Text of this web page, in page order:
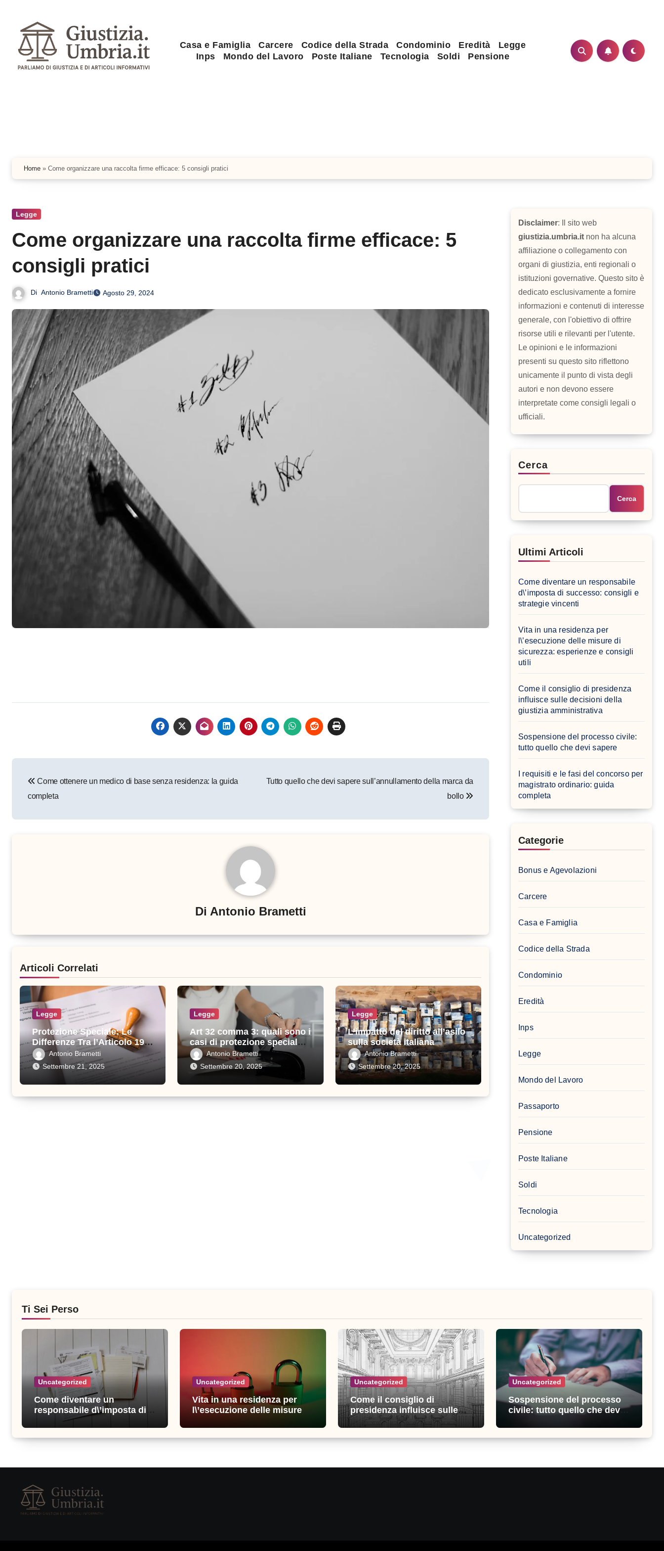
contenuto
Casa e Famiglia Carcere Codice della Strada Condominio Eredità
Legge
Inps
Mondo del Lavoro Poste Italiane Tecnologia Soldi Pensione
Home » Come organizzare una raccolta firme efficace: 5 consigli pratici
Legge
Come organizzare una raccolta firme efficace: 5
consigli pratici
Di Antonio Brametti Agosto 29, 2024
articoli
Come ottenere un medico di base senza residenza: la guida
completa
Tutto quello che devi sapere sull’annullamento della marca da
bollo
Di Antonio Brametti
Articoli Correlati
Legge
Protezione Speciale: Le
Differenze Tra l’Articolo 19 e
l’Articolo 32
Antonio Brametti
Settembre 21, 2025
Legge
Art 32 comma 3: quali sono i
casi di protezione speciale
previstiAntonio Brametti
Settembre 20, 2025
Legge
L’impatto del diritto all’asilo
sulla società italiana
Antonio Brametti
Settembre 20, 2025
Disclaimer: Il sito web
giustizia.umbria.it non ha alcuna
affiliazione o collegamento con
organi di giustizia, enti regionali o
istituzioni governative. Questo sito è
dedicato esclusivamente a fornire
informazioni e contenuti di interesse
generale, con l'obiettivo di offrire
risorse utili e rilevanti per l'utente.
Le opinioni e le informazioni
presenti su questo sito riflettono
unicamente il punto di vista degli
autori e non devono essere
interpretate come consigli legali o
ufficiali.
Cerca
Cerca
Ultimi Articoli
Come diventare un responsabile
d\’imposta di successo: consigli e
strategie vincenti
Vita in una residenza per
l\’esecuzione delle misure di
sicurezza: esperienze e consigli
utili
Come il consiglio di presidenza
influisce sulle decisioni della
giustizia amministrativa
Sospensione del processo civile:
tutto quello che devi sapere
I requisiti e le fasi del concorso per
magistrato ordinario: guida
completa
Categorie
Bonus e Agevolazioni
Carcere
Casa e Famiglia
Codice della Strada
Condominio
Eredità
Inps
Legge
Mondo del Lavoro
Passaporto
Pensione
Poste Italiane
Soldi
Tecnologia
Uncategorized
Ti Sei Perso
Uncategorized
Come diventare un
responsabile d\’imposta di
successo: consigli e
strategie vincenti
Uncategorized
Vita in una residenza per
l\’esecuzione delle misure di
consigli utili
Uncategorized
Come il consiglio di
presidenza influisce sulle
decisioni della giustizia
amministrativa
Uncategorized
Sospensione del processo
civile: tutto quello che devi